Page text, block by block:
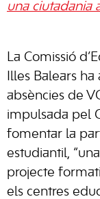
una ciutadania
La Comissió
Illes Balears
absències de
impulsada pel
fomentar la
estudiantil,
projecte
els centres